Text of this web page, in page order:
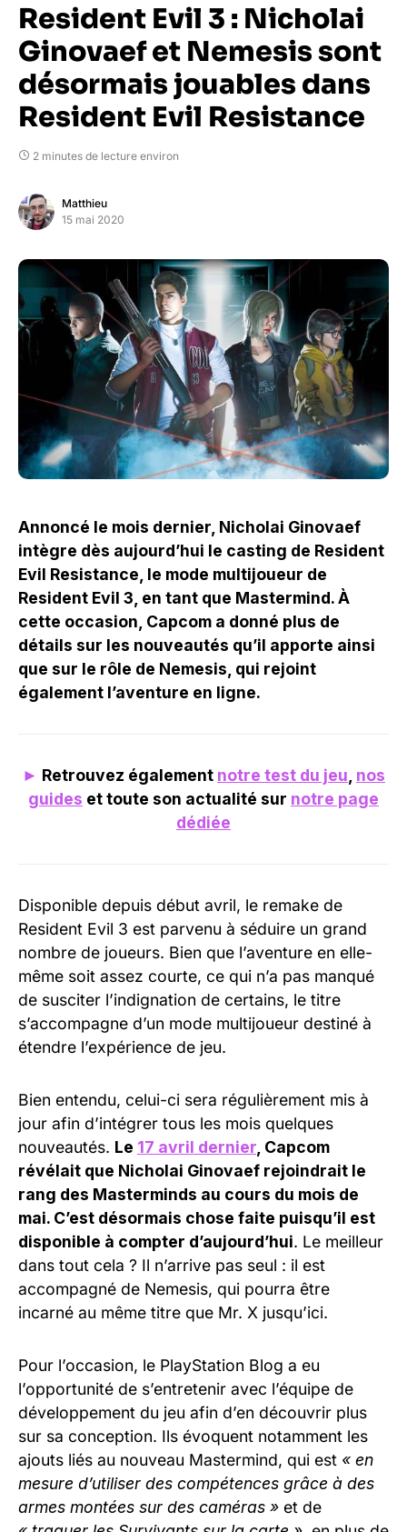
Resident Evil 3 : Nicholai
Ginovaef et Nemesis sont
désormais jouables dans
Resident Evil Resistance
2 minutes de lecture environ
Matthieu
15 mai 2020
Annoncé le mois dernier, Nicholai Ginovaef
intègre dès aujourd’hui le casting de Resident
Evil Resistance, le mode multijoueur de
Resident Evil 3, en tant que Mastermind. À
cette occasion, Capcom a donné plus de
détails sur les nouveautés qu’il apporte ainsi
que sur le rôle de Nemesis, qui rejoint
également l’aventure en ligne.
► Retrouvez également notre test du jeu, nos
guides et toute son actualité sur notre page
dédiée
Disponible depuis début avril, le remake de
Resident Evil 3 est parvenu à séduire un grand
nombre de joueurs. Bien que l’aventure en elle-
même soit assez courte, ce qui n’a pas manqué
de susciter l’indignation de certains, le titre
s’accompagne d’un mode multijoueur destiné à
étendre l’expérience de jeu.
Bien entendu, celui-ci sera régulièrement mis à
jour afin d’intégrer tous les mois quelques
nouveautés. Le 17 avril dernier, Capcom
révélait que Nicholai Ginovaef rejoindrait le
rang des Masterminds au cours du mois de
mai. C’est désormais chose faite puisqu’il est
disponible à compter d’aujourd’hui. Le meilleur
dans tout cela ? Il n’arrive pas seul : il est
accompagné de Nemesis, qui pourra être
incarné au même titre que Mr. X jusqu’ici.
Pour l’occasion, le PlayStation Blog a eu
l’opportunité de s’entretenir avec l’équipe de
développement du jeu afin d’en découvrir plus
sur sa conception. Ils évoquent notamment les
ajouts liés au nouveau Mastermind, qui est « en
mesure d’utiliser des compétences grâce à des
armes montées sur des caméras » et de